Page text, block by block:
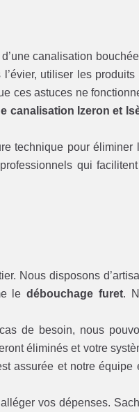
canalisation
utiliser les produits
ces astuces ne
canalisation Izeron et
technique pour éliminer
qui
Nous disposons
ledébouchage furet.
de besoin, nous
éliminés et votre
assurée et notre équipe
vos dépenses.